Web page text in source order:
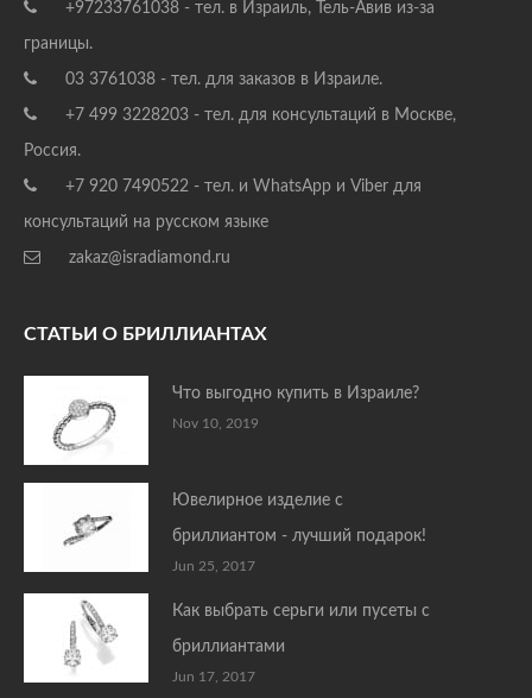
+97233761038 - тел. в Израиль, Тель-Авив из-за
границы.
03 3761038 - тел. для заказов в Израиле.
+7 499 3228203 - тел. для консультаций в Москве,
Россия.
+7 920 7490522 - тел. и WhatsApp и Viber для
консультаций на русском языке
zakaz@isradiamond.ru
СТАТЬИ О БРИЛЛИАНТАХ
Что выгодно купить в Израиле?
Nov 10, 2019
Ювелирное изделие с
бриллиантом - лучший подарок!
Jun 25, 2017
Как выбрать серьги или пусеты с
бриллиантами
Jun 17, 2017